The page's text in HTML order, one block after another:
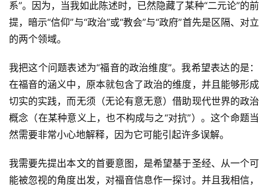
系”。因为，当我如此陈述时，已然隐藏了某种“二元论”的前
提，暗示“信仰”与“政治”或“教会”与“政府”首先是区隔、对立
的两个领域。
我把这个问题表述为“福音的政治维度”。我希望表达的是：
在福音的涵义中，原本就包含了政治的维度，并且能够形成
切实的实践，而无须（无论有意无意）借助现代世界的政治
概念（在某种意义上，也不构成与之“对抗”）。这个命题当
然需要非常小心地解释，因为它可能引起许多误解。
我需要先提出本文的首要意图，是希望基于圣经、从一个可
能被忽视的角度出发，对福音信息作一探讨。并且我相信，